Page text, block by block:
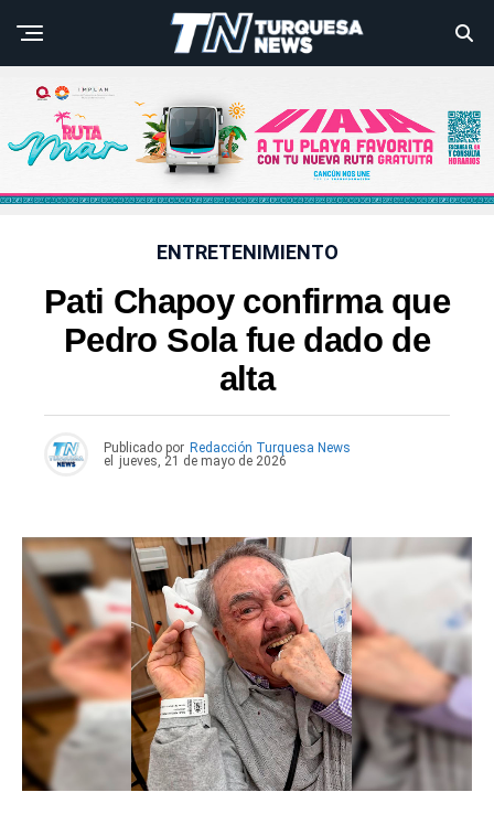
ENTRETENIMIENTO
Pati Chapoy confirma que
Pedro Sola fue dado de
alta
Publicado por Redacción Turquesa News
el
jueves, 21 de mayo de 2026